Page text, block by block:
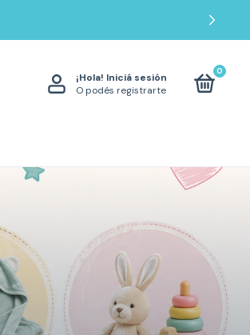
¡Hola! Iniciá sesión
O podés registrarte
0